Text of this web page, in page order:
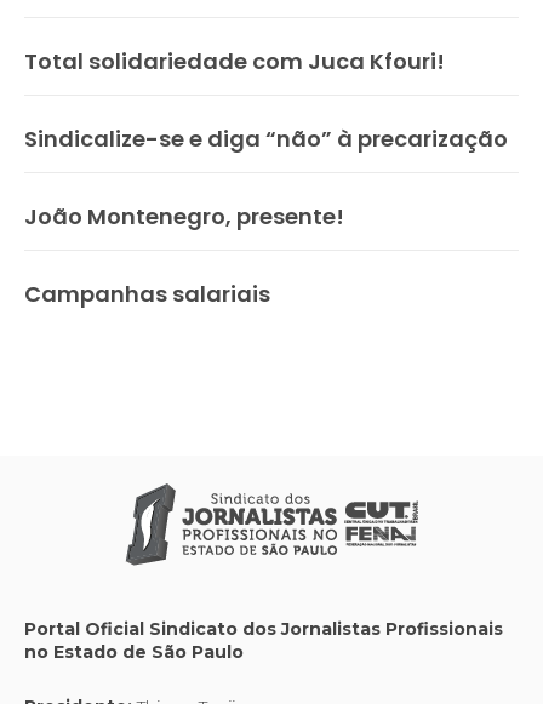
Total solidariedade com Juca Kfouri!
Sindicalize-se e diga “não” à precarização
João Montenegro, presente!
Campanhas salariais
Portal Oficial Sindicato dos Jornalistas Profissionais
no Estado de São Paulo